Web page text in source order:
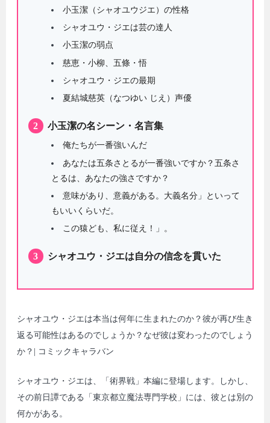
小玉潔（シャオユウジエ）の性格
シャオユウ・ジエは芸の達人
小玉潔の弱点
慈恵・小柳、五條・悟
シャオユウ・ジエの最期
夏結城慈英（なつゆい じえ）声優
2 小玉潔の名シーン・名言集
俺たちが一番強いんだ
あなたは五条さとるが一番強いですか？五条さ
とるは、あなたの強さですか？
意味があり、意義がある。大義名分」といって
もいいくらいだ。
この猿ども、私に従え！」。
3 シャオユウ・ジエは自分の信念を貫いた
シャオユウ・ジエは本当は何年に生まれたのか？彼が再び生き
返る可能性はあるのでしょうか？なぜ彼は変わったのでしょう
か？| コミックキャラバン
シャオユウ・ジエは、「術界戦」本編に登場します。しかし、
その前日譚である「東京都立魔法専門学校」には、彼とは別の
何かがある。